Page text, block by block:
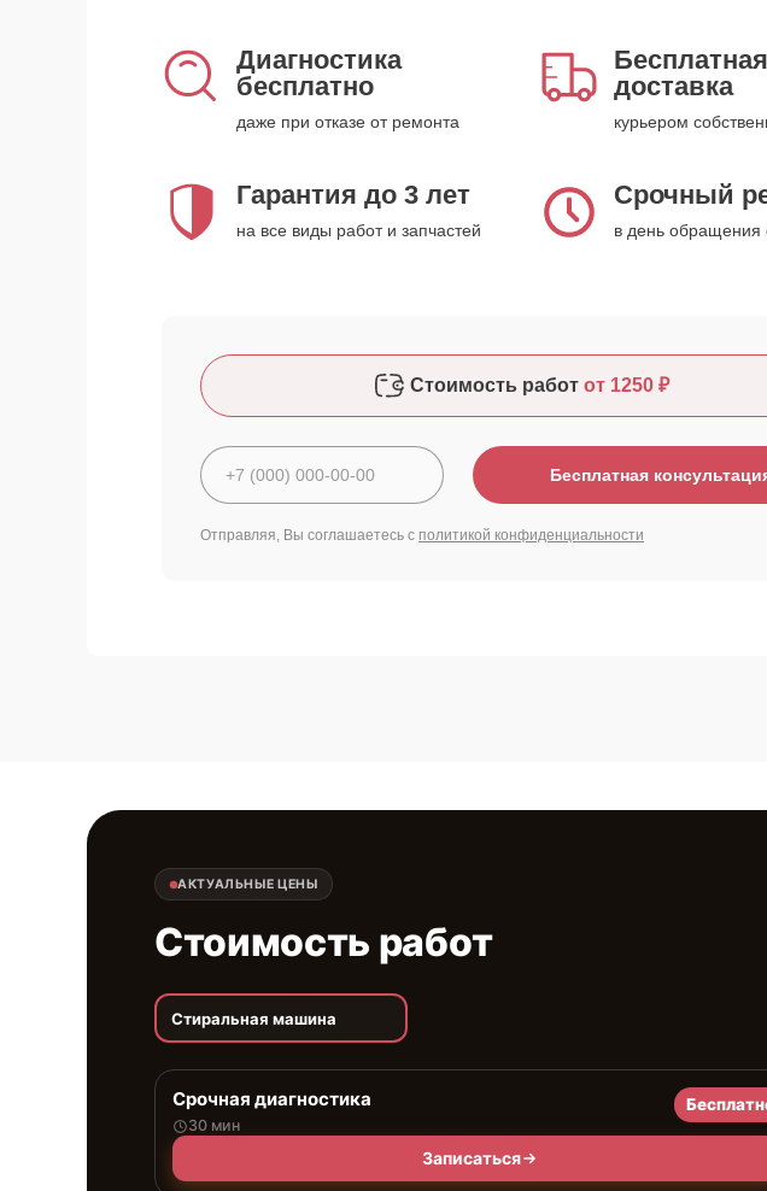
Диагностика
бесплатно
даже при отказе от ремонта
Бесплатная
доставка
курьером
Гарантия до 3 лет
на все виды работ и запчастей
Срочный
в день обращения
Стоимость работ от 1250 ₽
Бесплатная
Отправляя, Вы соглашаетесь с политикой конфиденциальности
АКТУАЛЬНЫЕ ЦЕНЫ
Стоимость работ
Стиральная машина
Срочная диагностика
30 мин
Записаться